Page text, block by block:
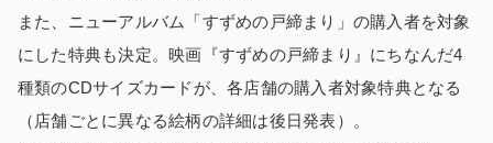
また、ニューアルバム「すずめの戸締まり」の購入者を対象
にした特典も決定。映画『すずめの戸締まり』にちなんだ4
種類のCDサイズカードが、各店舗の購入者対象特典となる
（店舗ごとに異なる絵柄の詳細は後日発表）。